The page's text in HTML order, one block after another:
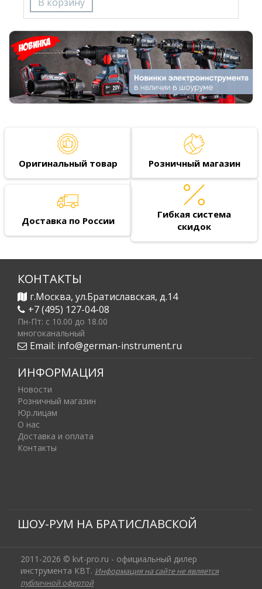
Оригинальный товар Розничный магазин
Доставка по России
Гибкая система
скидок
КОНТАКТЫ
г.Москва, ул.Братиславская, д.14
+7 (495) 127-04-08
Пн-Пт: c 10.00 до 18.00
многоканальный
Email: info@german-instrument.ru
ИНФОРМАЦИЯ
Новости
Розничный магазин
Юр.лицам
О нас
Доставка и оплата
Контакты
ШОУ-РУМ НА БРАТИСЛАВСКОЙ
2011-2026 © kvt-pro.ru - официальный дилер
инструмента КВТ. Информация на сайте не является
публичной офертой